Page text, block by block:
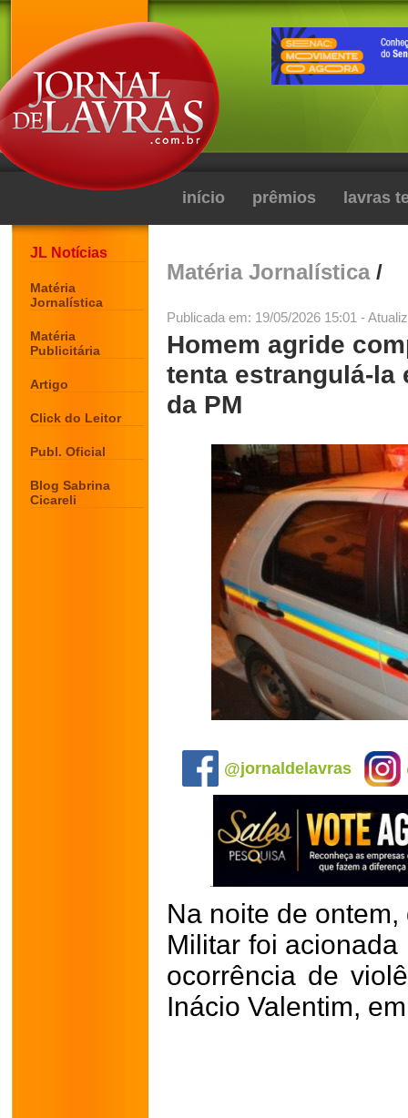
início prêmios lavras
JL Notícias
Matéria
Jornalística
Matéria
Publicitária
Artigo
Click do Leitor
Publ. Oficial
Blog Sabrina
Cicareli
Matéria Jornalística/
Publicada em: 19/05/2026 15:01 -
Homem agride
tenta estrangulá-la
da PM
@jornaldelavras
Na noite de
Militar foi
ocorrência de
Inácio Valentim,